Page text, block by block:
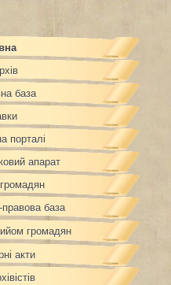
база
порталі
апарат
база
громадян
акти